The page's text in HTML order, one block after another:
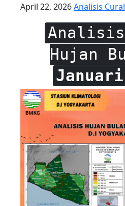
April 22, 2026Analisis
Analisis
Hujan